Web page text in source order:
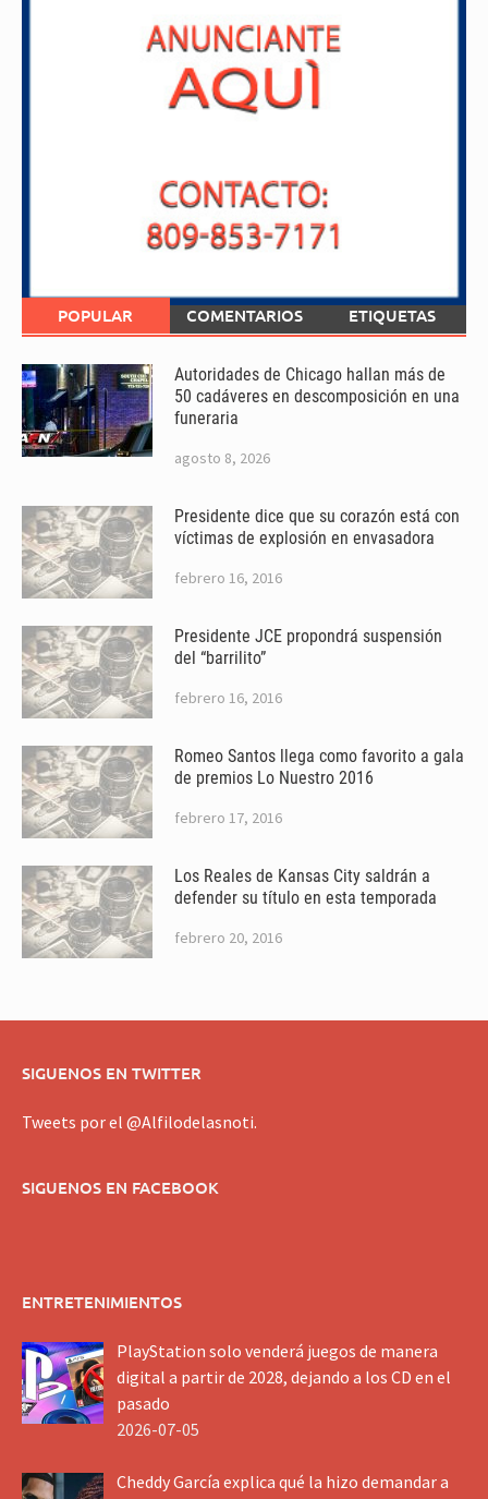
POPULAR COMENTARIOS ETIQUETAS
Autoridades de Chicago hallan más de
50 cadáveres en descomposición en una
funeraria
agosto 8, 2026
Presidente dice que su corazón está con
víctimas de explosión en envasadora
febrero 16, 2016
Presidente JCE propondrá suspensión
del “barrilito”
febrero 16, 2016
Romeo Santos llega como favorito a gala
de premios Lo Nuestro 2016
febrero 17, 2016
Los Reales de Kansas City saldrán a
defender su título en esta temporada
febrero 20, 2016
SIGUENOS EN TWITTER
Tweets por el @Alfilodelasnoti.
SIGUENOS EN FACEBOOK
ENTRETENIMIENTOS
PlayStation solo venderá juegos de manera
digital a partir de 2028, dejando a los CD en el
pasado
2026-07-05
Cheddy García explica qué la hizo demandar a